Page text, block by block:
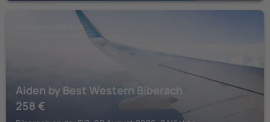
Aiden by Best Western Biberach
258 €